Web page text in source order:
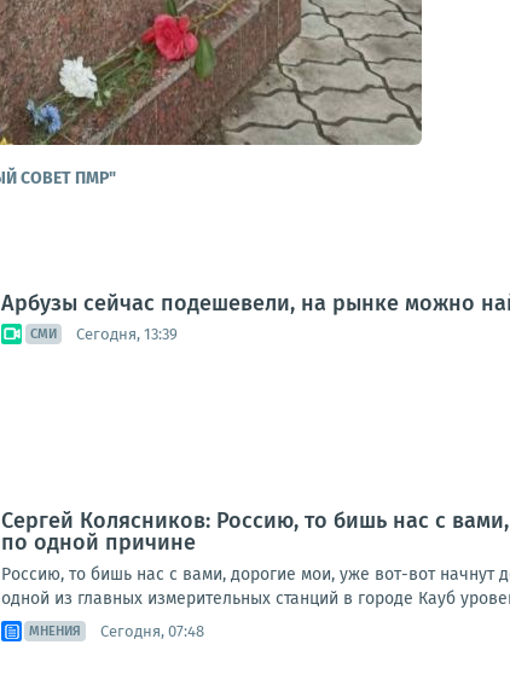
СОВЕТ ПМР"
Арбузы сейчас подешевели, на рынке можно
СМИ Сегодня, 13:39
Сергей Колясников: Россию, то бишь нас с
по одной причине
Россию, то бишь нас с вами, дорогие мои, уже вот-вот
одной из главных измерительных станций в городе Кауб
МНЕНИЯ Сегодня, 07:48